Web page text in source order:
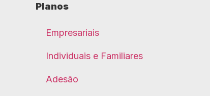
Planos
Empresariais
Individuais e Familiares
Adesão